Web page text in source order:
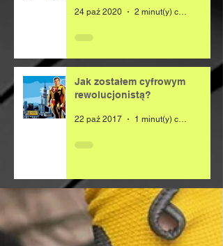
24 paź 2020 2 minut(y) czytania
Jak zostałem cyfrowym
rewolucjonistą?
22 paź 2017 1 minut(y) czytania